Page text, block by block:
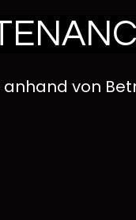
anhand von